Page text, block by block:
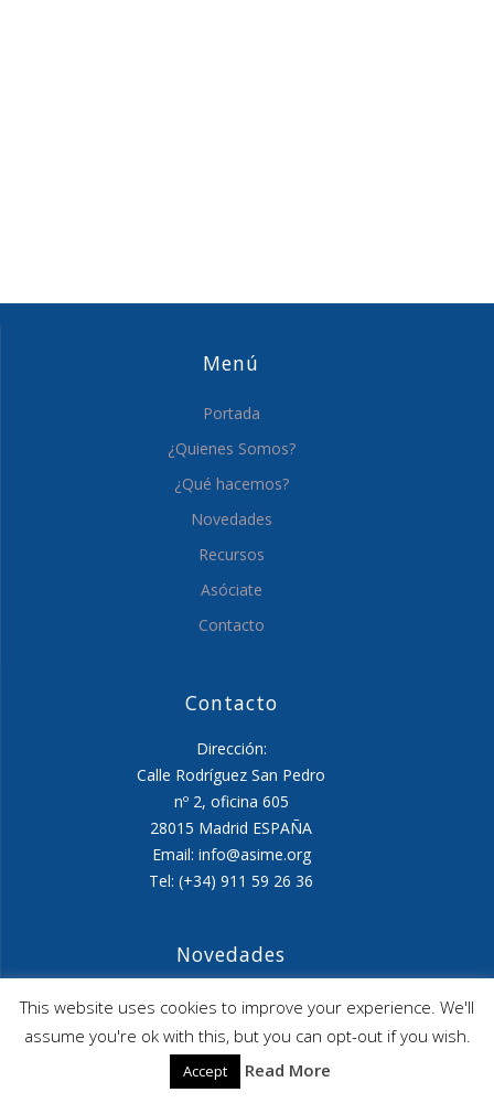
Menú
Portada
¿Quienes Somos?
¿Qué hacemos?
Novedades
Recursos
Asóciate
Contacto
Contacto
Dirección:
Calle Rodríguez San Pedro
nº 2, oficina 605
28015 Madrid ESPAÑA
Email: info@asime.org
Tel: (+34) 911 59 26 36
Novedades
Agenda ASIME-Ultimo trimestre 2026
ASIME celebrará en diciembre una nueva edición de
sus jornadas
This website uses cookies to improve your experience. We'll
assume you're ok with this, but you can opt-out if you wish.
Accept Read More